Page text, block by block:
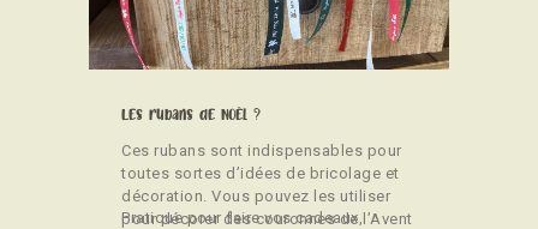
Les rubans de Noël ?
Ces rubans sont indispensables pour
toutes sortes d’idées de bricolage et
décoration. Vous pouvez les utiliser
pour décorer des couronnes de l’Avent
Pratique pour faire vos cadeaux,